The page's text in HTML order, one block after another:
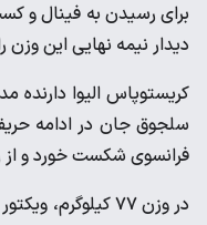
برای رسیدن به فینال و
دیدار نیمه نهایی این وزن
فرانسوی شکست خورد و از